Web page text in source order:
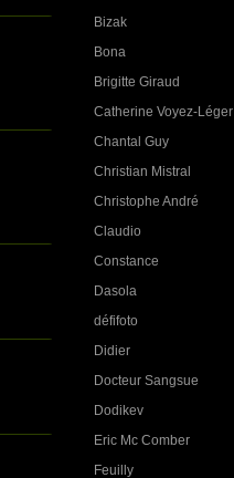
Bizak
Bona
Brigitte Giraud
Catherine Voyez-Léger
Chantal Guy
Christian Mistral
Christophe André
Claudio
Constance
Dasola
défifoto
Didier
Docteur Sangsue
Dodikev
Eric Mc Comber
Feuilly